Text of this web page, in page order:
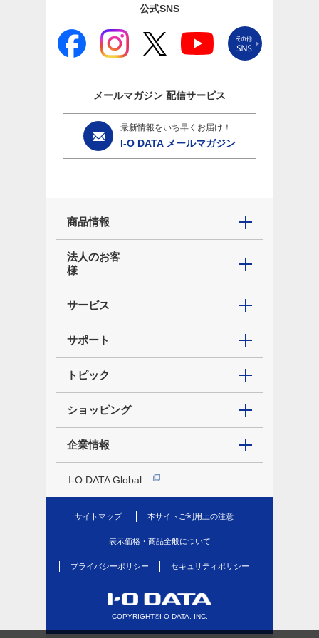
公式SNS
メールマガジン 配信サービス
最新情報をいち早くお届け！
I-O DATA メールマガジン
商品情報
法人のお客
様
サービス
サポート
トピック
ショッピング
企業情報
I-O DATA Global
サイトマップ 本サイトご利用上の注意
表示価格・商品全般について
プライバシーポリシー セキュリティポリシー
COPYRIGHT©I-O DATA, INC.